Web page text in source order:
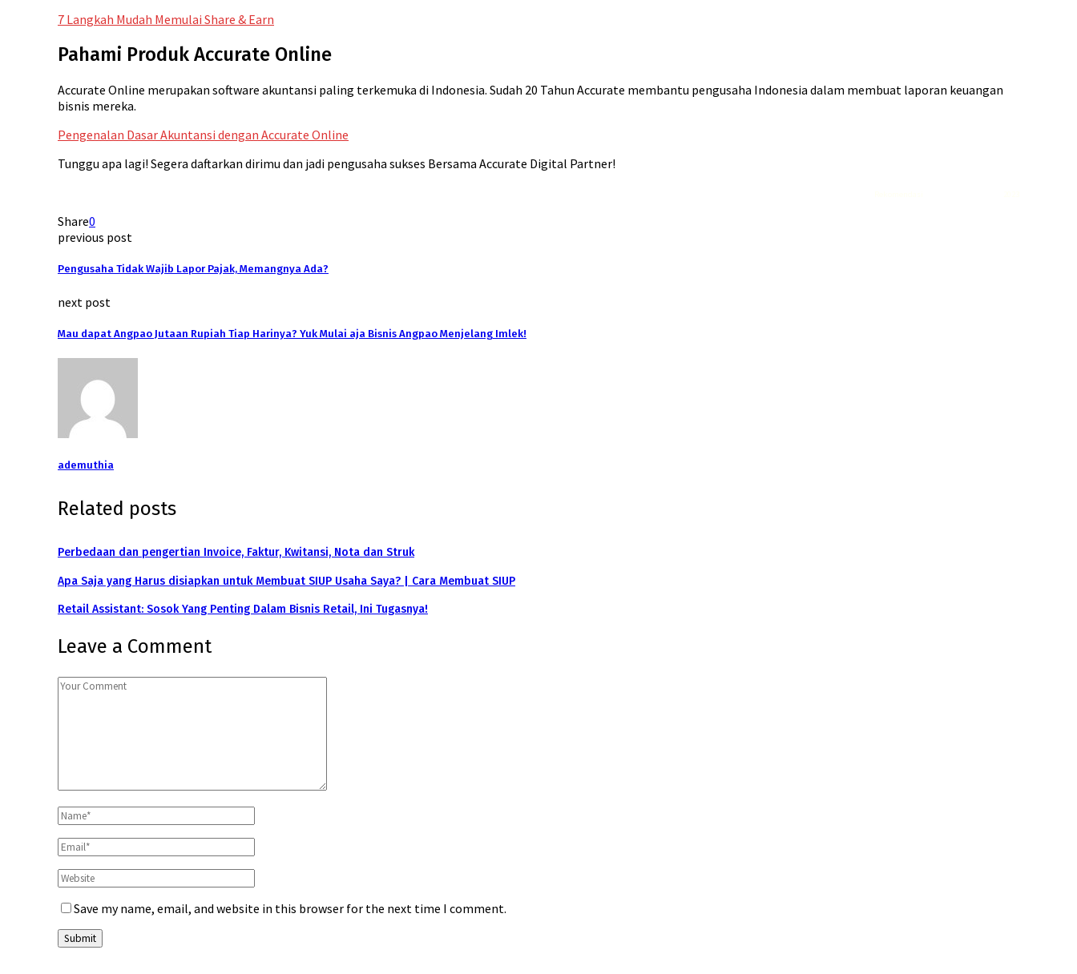
7 Langkah Mudah Memulai Share & Earn
Pahami Produk Accurate Online
Accurate Online merupakan software akuntansi paling terkemuka di Indonesia. Sudah 20 Tahun Accurate membantu pengusaha Indonesia dalam membuat laporan keuangan
bisnis mereka.
Pengenalan Dasar Akuntansi dengan Accurate Online
Tunggu apa lagi! Segera daftarkan dirimu dan jadi pengusaha sukses Bersama Accurate Digital Partner!
Share0
previous post
Pengusaha Tidak Wajib Lapor Pajak, Memangnya Ada?
next post
Mau dapat Angpao Jutaan Rupiah Tiap Harinya? Yuk Mulai aja Bisnis Angpao Menjelang Imlek!
ademuthia
Related posts
Perbedaan dan pengertian Invoice, Faktur, Kwitansi, Nota dan Struk
Apa Saja yang Harus disiapkan untuk Membuat SIUP Usaha Saya? | Cara Membuat SIUP
Retail Assistant: Sosok Yang Penting Dalam Bisnis Retail, Ini Tugasnya!
Leave a Comment
Save my name, email, and website in this browser for the next time I comment.